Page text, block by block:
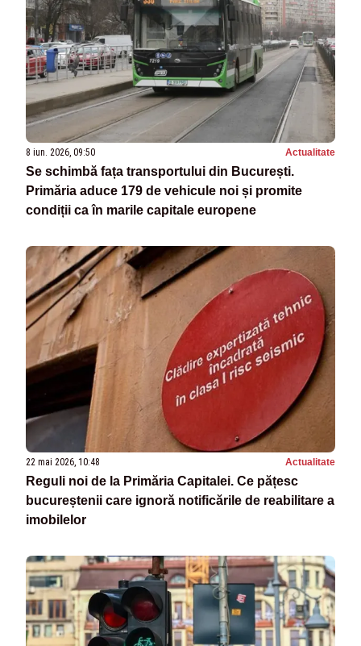
8 iun. 2026, 09:50 Actualitate
Se schimbă fața transportului din București.
Primăria aduce 179 de vehicule noi și promite
condiții ca în marile capitale europene
22 mai 2026, 10:48 Actualitate
Reguli noi de la Primăria Capitalei. Ce pățesc
bucureștenii care ignoră notificările de reabilitare a
imobilelor